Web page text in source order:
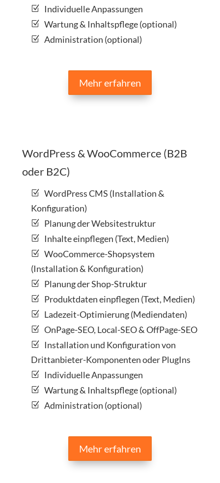
Individuelle Anpassungen
Wartung & Inhaltspflege (optional)
Administration (optional)
Mehr erfahren
WordPress & WooCommerce (B2B
oder B2C)
WordPress CMS (Installation &
Konfiguration)
Planung der Websitestruktur
Inhalte einpflegen (Text, Medien)
WooCommerce-Shopsystem
(Installation & Konfiguration)
Planung der Shop-Struktur
Produktdaten einpflegen (Text, Medien)
Ladezeit-Optimierung (Mediendaten)
OnPage-SEO, Local-SEO & OffPage-SEO
Installation und Konfiguration von
Drittanbieter-Komponenten oder PlugIns
Individuelle Anpassungen
Wartung & Inhaltspflege (optional)
Administration (optional)
Mehr erfahren